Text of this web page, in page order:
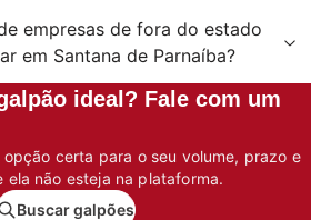
empresas de fora do estado
em Santana de Parnaíba?
ideal? Fale com um
certa para o seu volume, prazo e
não esteja na plataforma.
Buscar galpões